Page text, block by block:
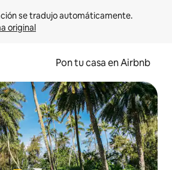
original
Pon tu casa en Airbnb